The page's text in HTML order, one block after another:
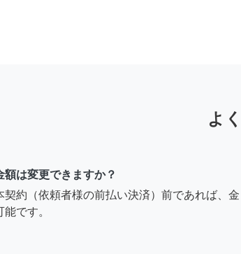
よ
額は変更できますか？
契約（依頼者様の前払い決済）前であれば、金
です。